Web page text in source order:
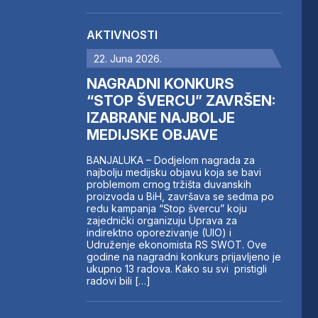
AKTIVNOSTI
22. Juna 2026.
NAGRADNI KONKURS
“STOP ŠVERCU” ZAVRŠEN:
IZABRANE NAJBOLJE
MEDIJSKE OBJAVE
BANJALUKA – Dodjelom nagrada za
najbolju medijsku objavu koja se bavi
problemom crnog tržišta duvanskih
proizvoda u BiH, završava se sedma po
redu kampanja “Stop švercu” koju
zajednički organizuju Uprava za
indirektno oporezivanje (UIO) i
Udruženje ekonomista RS SWOT. Ove
godine na nagradni konkurs prijavljeno je
ukupno 13 radova. Kako su svi pristigli
radovi bili […]